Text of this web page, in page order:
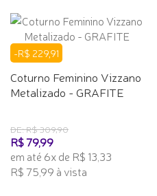
-R$ 229,91
Coturno Feminino Vizzano
Metalizado - GRAFITE
DE: R$ 309,90
R$ 79,99
em até 6x de R$ 13,33
R$ 75,99 à vista